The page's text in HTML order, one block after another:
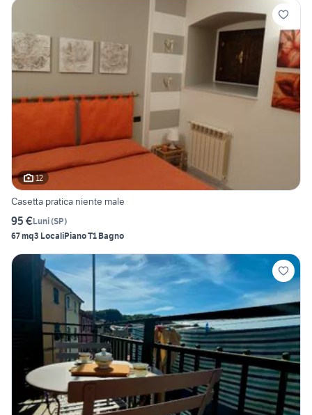
12
Casetta pratica niente male
95 €Luni(SP)
67 mq3 LocaliPiano T1 Bagno